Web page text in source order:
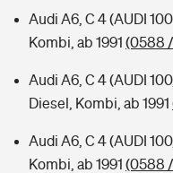
Audi A6, C 4 (AUDI
Kombi, ab 1991 (0588
Audi A6, C 4 (AUDI
Diesel, Kombi, ab 1991
Audi A6, C 4 (AUDI
Kombi, ab 1991 (0588 /